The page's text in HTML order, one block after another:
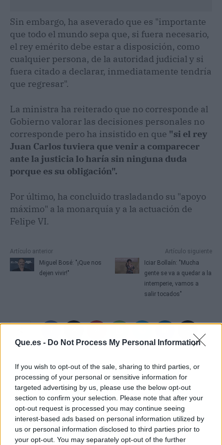
Que.es - Do Not Process My Personal Information
If you wish to opt-out of the sale, sharing to third parties, or
processing of your personal or sensitive information for
targeted advertising by us, please use the below opt-out
section to confirm your selection. Please note that after your
opt-out request is processed you may continue seeing
interest-based ads based on personal information utilized by
us or personal information disclosed to third parties prior to
your opt-out. You may separately opt-out of the further
Sin embargo, ha aseverado que es "importante
que todo el mundo sepa que, si fuera necesario,
el rey emérito debe estar a disposición, como
cualquier persona, de la autoridad judicial y si
fuera citado a declarar, inmediatamente tendría
que regresar".
La ministra ha reiterado que no corresponde al
Gobierno valorar las decisiones personales no
corresponde pero ha insistido en que "si el rey
Juan Carlos tuviera que venir a comparecer
ante la justicia lo haría sin ninguna duda
porque es su obligación".
Por último, ha concluido trasladando su "apoyo
máximo" a la monarquía y a la actuación de
Felipe VI.
Artículo anterior
Miguel Bosé: "¡Que nos
dejen vivir!"
Artículo siguiente
Iciar Bollaín: "Mucha
gente se va a quedar a la
intemperie, vamos a
salir tocados"